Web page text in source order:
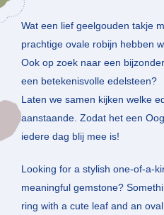
Wat een lief geelgouden takje
prachtige ovale robijn hebben
Ook op zoek naar een
een betekenisvolle edelsteen?
Laten we samen kijken welke
aanstaande. Zodat het een
iedere dag blij mee is!
Looking for a stylish one-of-a-
meaningful gemstone?
ring with a cute leaf and an